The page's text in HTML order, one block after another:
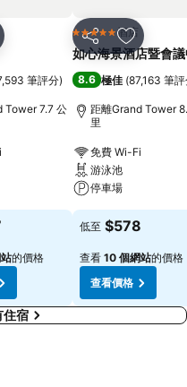
收藏夾
筆評分)
Tower 7.7 公
的價格
分享 放到收藏
5 星級 酒店
如心海景酒店暨會
8.6 極佳 (87,163 筆
距離Grand Tower
里
免費 Wi-Fi
游泳池
停車場
低至 $578
查看 10 個網站的價格
查看價格
住宿